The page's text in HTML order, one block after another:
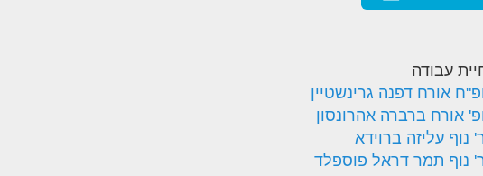
עבודה
אורח דפנה גרינשטיין
אורח ברברה אהרונסון
נוף עליזה ברוידא
נוף תמר דראל פוספלד